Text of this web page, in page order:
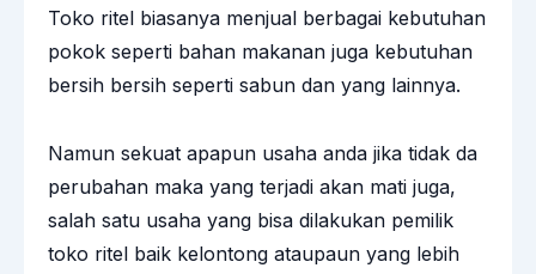
Toko ritel biasanya menjual berbagai kebutuhan
pokok seperti bahan makanan juga kebutuhan
bersih bersih seperti sabun dan yang lainnya.
Namun sekuat apapun usaha anda jika tidak da
perubahan maka yang terjadi akan mati juga,
salah satu usaha yang bisa dilakukan pemilik
toko ritel baik kelontong ataupaun yang lebih